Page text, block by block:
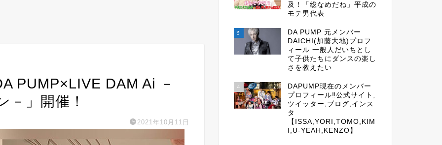
PUMP×LIVE DAM Ai －
－」開催！
2021年10月11日
及！「総なめだね」平成の
モテ男代表
3
DA PUMP 元メンバー
DAICHI(加藤大地)プロフ
ィール 一般人だいちとし
て子供たちにダンスの楽し
さを教えたい
4
DAPUMP現在のメンバー
プロフィール‼公式サイト,
ツイッター,ブログ,インス
タ
【ISSA,YORI,TOMO,KIM
I,U-YEAH,KENZO】